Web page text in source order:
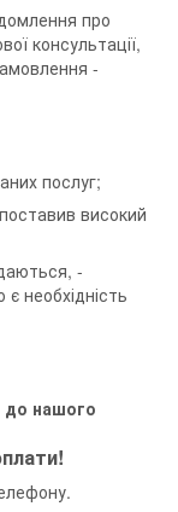
про
консультації,
-
послуг;
високий
-
необхідність
до нашого